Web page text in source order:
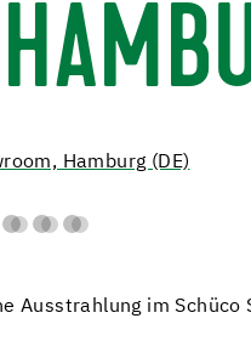
Ausstrahlung im Schüco